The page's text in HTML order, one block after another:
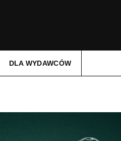
DLA WYDAWCÓW